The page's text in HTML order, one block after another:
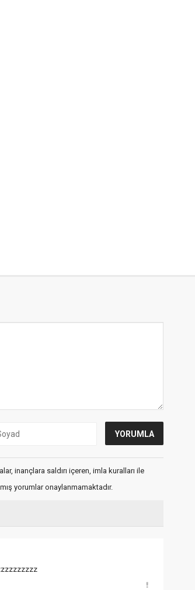
inançlara saldırı içeren, imla kuralları ile
yorumlar onaylanmamaktadır.